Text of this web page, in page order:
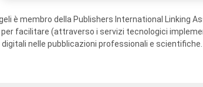
è membro della Publishers International Linking
facilitare (attraverso i servizi tecnologici
nelle pubblicazioni professionali e scientifiche.